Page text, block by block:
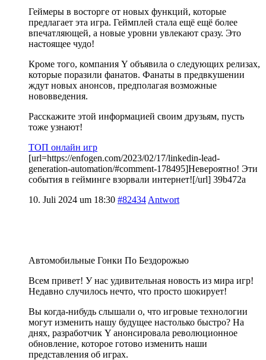
Геймеры в восторге от новых функций, которые
предлагает эта игра. Геймплей стала ещё ещё более
впечатляющей, а новые уровни увлекают сразу. Это
настоящее чудо!
Кроме того, компания Y объявила о следующих релизах,
которые поразили фанатов. Фанаты в предвкушении
ждут новых анонсов, предполагая возможные
нововведения.
Расскажите этой информацией своим друзьям, пусть
тоже узнают!
ТОП онлайн игр
[url=https://enfogen.com/2023/02/17/linkedin-lead-
generation-automation/#comment-178495]Невероятно! Эти
события в гейминге взорвали интернет![/url] 39b472a
10. Juli 2024 um 18:30 #82434 Antwort
Автомобильные Гонки По Бездорожью
Всем привет! У нас удивительная новость из мира игр!
Недавно случилось нечто, что просто шокирует!
Вы когда-нибудь слышали о, что игровые технологии
могут изменить нашу будущее настолько быстро? На
днях, разработчик Y анонсировала революционное
обновление, которое готово изменить наши
представления об играх.